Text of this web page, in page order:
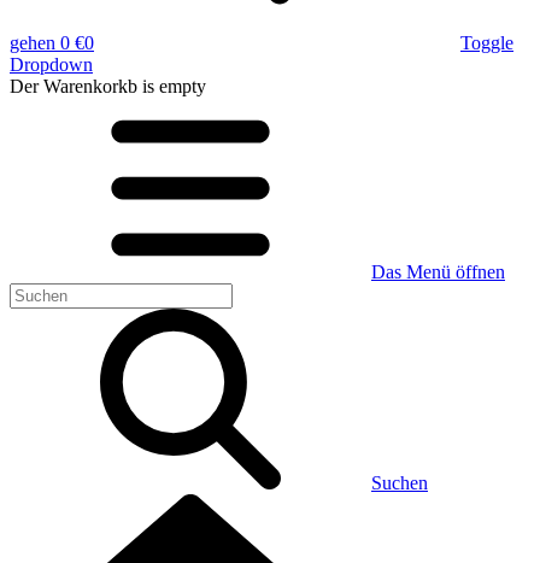
gehen 0 €0
Toggle
Dropdown
Der Warenkorkb is empty
Das Menü öffnen
Suchen